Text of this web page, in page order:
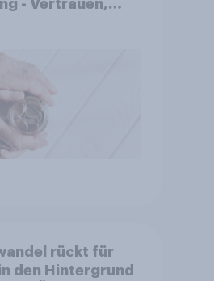
- Vertrauen,
rückt für
den Hintergrund